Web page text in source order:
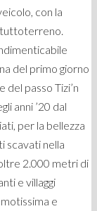
con la
tuttoterreno.
del primo giorno
del passo Tizi’n
anni ’20 dal
per la bellezza
scavati nella
2.000 metri di
e villaggi
e